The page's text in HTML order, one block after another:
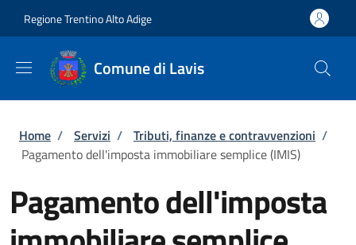
Regione Trentino Alto Adige
Comune di Lavis
Briciole di pane
Home / Servizi / Tributi, finanze e contravvenzioni /
Pagamento dell'imposta immobiliare semplice (IMIS)
Pagamento dell'imposta